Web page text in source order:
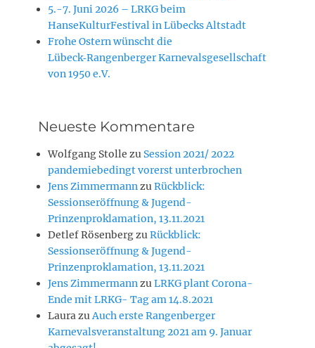
5.-7. Juni 2026 – LRKG beim
HanseKulturFestival in Lübecks Altstadt
Frohe Ostern wünscht die
Lübeck‑Rangenberger Karnevalsgesellschaft
von 1950 e.V.
Neueste Kommentare
Wolfgang Stolle zu Session 2021/ 2022
pandemiebedingt vorerst unterbrochen
Jens ZimmermannzuRückblick:
Sessionseröffnung & Jugend-
Prinzenproklamation, 13.11.2021
Detlef RösenbergzuRückblick:
Sessionseröffnung & Jugend-
Prinzenproklamation, 13.11.2021
Jens ZimmermannzuLRKG plant Corona-
Ende mit LRKG- Tag am 14.8.2021
LaurazuAuch erste Rangenberger
Karnevalsveranstaltung 2021 am 9. Januar